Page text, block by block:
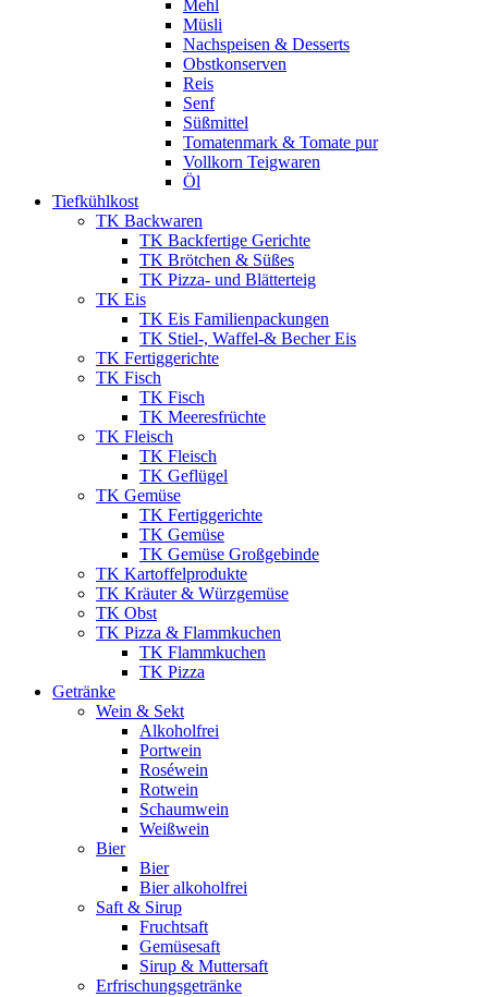
Mehl
Müsli
Nachspeisen & Desserts
Obstkonserven
Reis
Senf
Süßmittel
Tomatenmark & Tomate pur
Vollkorn Teigwaren
Öl
Tiefkühlkost
TK Backwaren
TK Backfertige Gerichte
TK Brötchen & Süßes
TK Pizza- und Blätterteig
TK Eis
TK Eis Familienpackungen
TK Stiel-, Waffel-& Becher Eis
TK Fertiggerichte
TK Fisch
TK Fisch
TK Meeresfrüchte
TK Fleisch
TK Fleisch
TK Geflügel
TK Gemüse
TK Fertiggerichte
TK Gemüse
TK Gemüse Großgebinde
TK Kartoffelprodukte
TK Kräuter & Würzgemüse
TK Obst
TK Pizza & Flammkuchen
TK Flammkuchen
TK Pizza
Getränke
Wein & Sekt
Alkoholfrei
Portwein
Roséwein
Rotwein
Schaumwein
Weißwein
Bier
Bier
Bier alkoholfrei
Saft & Sirup
Fruchtsaft
Gemüsesaft
Sirup & Muttersaft
Erfrischungsgetränke